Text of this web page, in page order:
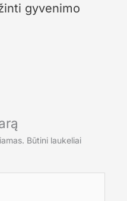
gyvenimo
Būtini laukeliai